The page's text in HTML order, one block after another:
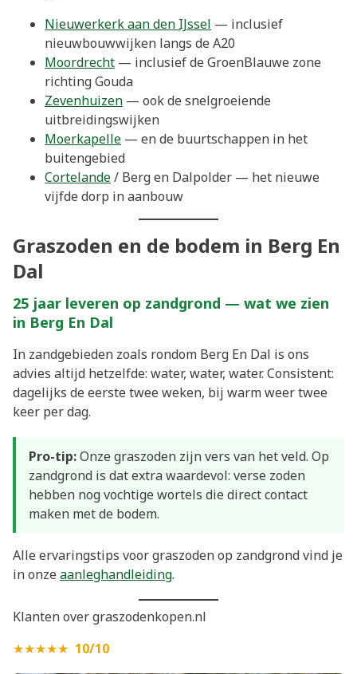
Nieuwerkerk aan den IJssel — inclusief
nieuwbouwwijken langs de A20
Moordrecht — inclusief de GroenBlauwe zone
richting Gouda
Zevenhuizen — ook de snelgroeiende
uitbreidingswijken
Moerkapelle — en de buurtschappen in het
buitengebied
Cortelande/ Berg en Dalpolder — het nieuwe
vijfde dorp in aanbouw
Graszoden en de bodem in Berg En
Dal
25 jaar leveren op zandgrond — wat we zien
in Berg En Dal
In zandgebieden zoals rondom Berg En Dal is ons
advies altijd hetzelfde: water, water, water. Consistent:
dagelijks de eerste twee weken, bij warm weer twee
keer per dag.
Pro-tip:Onze graszoden zijn vers van het veld. Op
zandgrond is dat extra waardevol: verse zoden
hebben nog vochtige wortels die direct contact
maken met de bodem.
Alle ervaringstips voor graszoden op zandgrond vind je
in onzeaanleghandleiding.
Klanten over graszodenkopen.nl
★★★★★ 10/10